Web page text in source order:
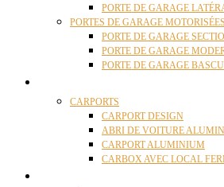
PORTE DE GARAGE
PORTES DE GARAGE MOTORISÉES
PORTE DE GARAGE
PORTE DE GARAGE
PORTE DE GARAGE
CARPORTS
CARPORT DESIGN
ABRI DE VOITURE
CARPORT ALUMINIUM
CARBOX AVEC LOCAL